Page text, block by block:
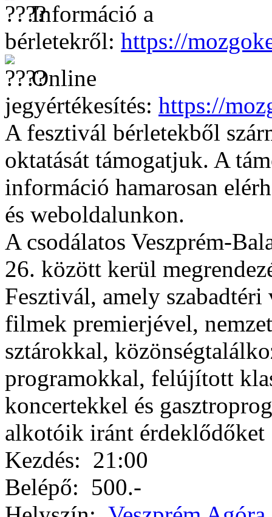
Információ a
bérletekről: https://
Online
jegyértékesítés: https://
A fesztivál bérletekből
oktatását támogatjuk. A
információ hamarosan
és weboldalunkon.
A csodálatos Veszprém-
26. között kerül
Fesztivál, amely
filmek premierjével,
sztárokkal,
programokkal, felújított
koncertekkel és
alkotóik iránt érdeklődőket
Kezdés: 21:00
Belépő: 500.-